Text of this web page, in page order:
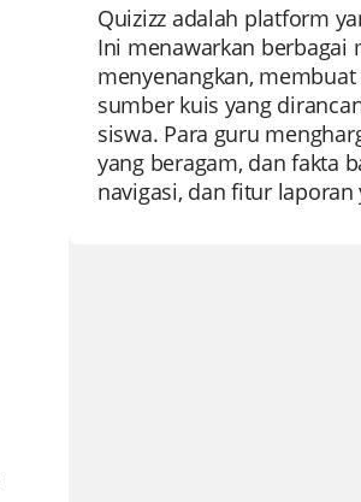
Quizizz adalah platform
Ini menawarkan berbagai
menyenangkan,
sumber kuis yang
siswa. Para guru
yang beragam, dan fakta
navigasi, dan fitur